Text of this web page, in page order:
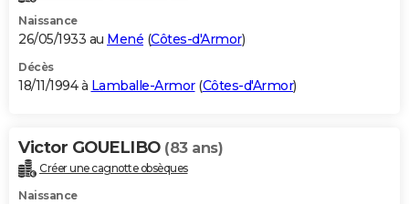
Naissance
26/05/1933 au Mené (Côtes-d'Armor)
Décès
18/11/1994 à Lamballe-Armor(Côtes-d'Armor)
Victor GOUELIBO (83 ans)
Créer une cagnotte obsèques
Naissance